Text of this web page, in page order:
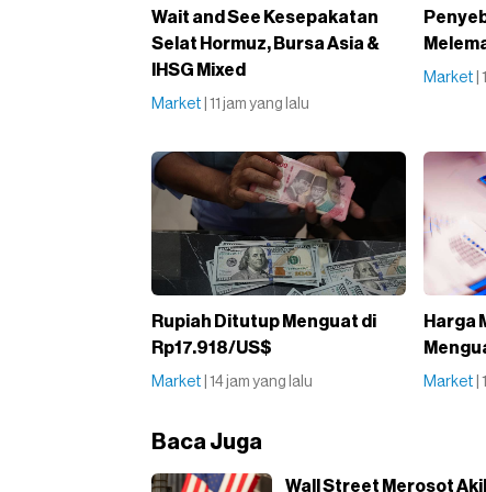
Wait and See Kesepakatan
Selat Hormuz, Bursa Asia &
IHSG Mixed
Market | 11 jam yang lalu
Market
Rupiah Ditutup Menguat di
Rp17.918/US$
Market | 14 jam yang lalu
Harga
Market
Baca Juga
Wall Street Merosot